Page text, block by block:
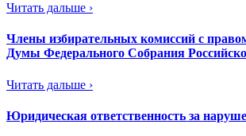
Читать дальше ›
Члены избирательных комиссий с
Думы Федерального Собрания
Читать дальше ›
Юридическая ответственность за